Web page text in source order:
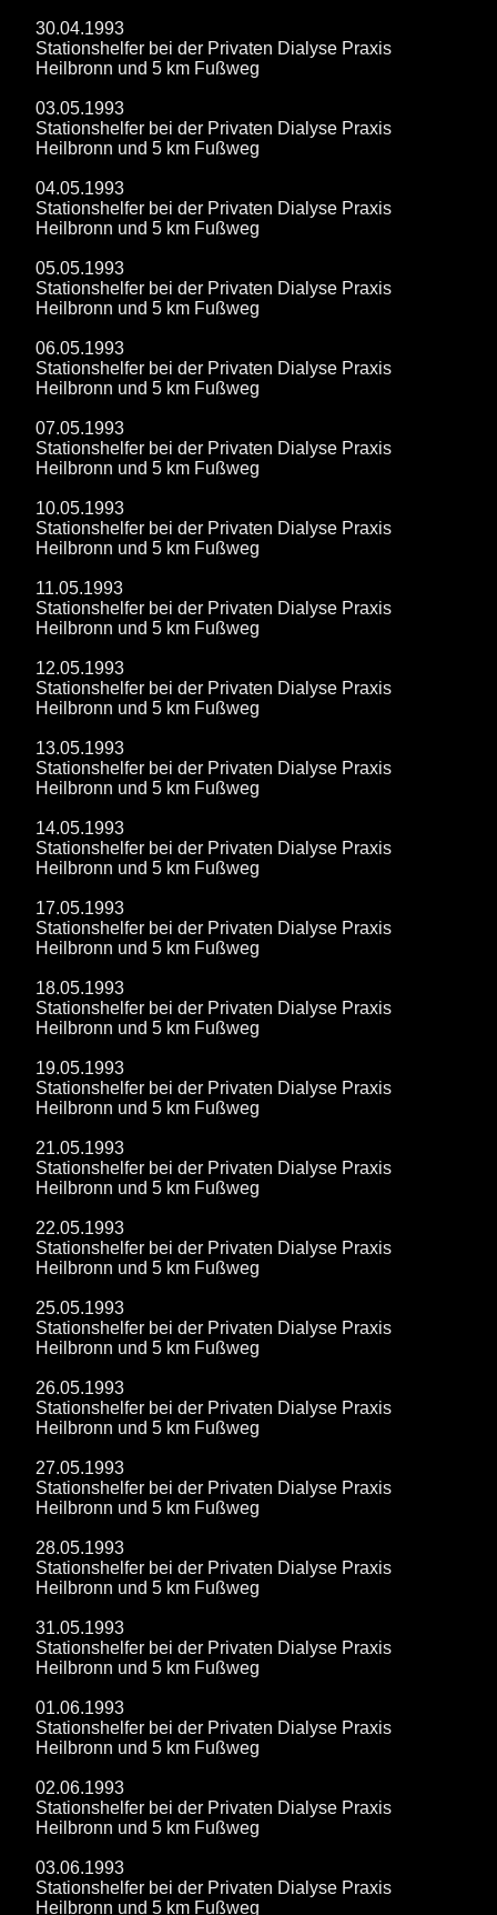
30.04.1993
Stationshelfer bei der Privaten Dialyse Praxis
Heilbronn und 5 km Fußweg
03.05.1993
Stationshelfer bei der Privaten Dialyse Praxis
Heilbronn und 5 km Fußweg
04.05.1993
Stationshelfer bei der Privaten Dialyse Praxis
Heilbronn und 5 km Fußweg
05.05.1993
Stationshelfer bei der Privaten Dialyse Praxis
Heilbronn und 5 km Fußweg
06.05.1993
Stationshelfer bei der Privaten Dialyse Praxis
Heilbronn und 5 km Fußweg
07.05.1993
Stationshelfer bei der Privaten Dialyse Praxis
Heilbronn und 5 km Fußweg
10.05.1993
Stationshelfer bei der Privaten Dialyse Praxis
Heilbronn und 5 km Fußweg
11.05.1993
Stationshelfer bei der Privaten Dialyse Praxis
Heilbronn und 5 km Fußweg
12.05.1993
Stationshelfer bei der Privaten Dialyse Praxis
Heilbronn und 5 km Fußweg
13.05.1993
Stationshelfer bei der Privaten Dialyse Praxis
Heilbronn und 5 km Fußweg
14.05.1993
Stationshelfer bei der Privaten Dialyse Praxis
Heilbronn und 5 km Fußweg
17.05.1993
Stationshelfer bei der Privaten Dialyse Praxis
Heilbronn und 5 km Fußweg
18.05.1993
Stationshelfer bei der Privaten Dialyse Praxis
Heilbronn und 5 km Fußweg
19.05.1993
Stationshelfer bei der Privaten Dialyse Praxis
Heilbronn und 5 km Fußweg
21.05.1993
Stationshelfer bei der Privaten Dialyse Praxis
Heilbronn und 5 km Fußweg
22.05.1993
Stationshelfer bei der Privaten Dialyse Praxis
Heilbronn und 5 km Fußweg
25.05.1993
Stationshelfer bei der Privaten Dialyse Praxis
Heilbronn und 5 km Fußweg
26.05.1993
Stationshelfer bei der Privaten Dialyse Praxis
Heilbronn und 5 km Fußweg
27.05.1993
Stationshelfer bei der Privaten Dialyse Praxis
Heilbronn und 5 km Fußweg
28.05.1993
Stationshelfer bei der Privaten Dialyse Praxis
Heilbronn und 5 km Fußweg
31.05.1993
Stationshelfer bei der Privaten Dialyse Praxis
Heilbronn und 5 km Fußweg
01.06.1993
Stationshelfer bei der Privaten Dialyse Praxis
Heilbronn und 5 km Fußweg
02.06.1993
Stationshelfer bei der Privaten Dialyse Praxis
Heilbronn und 5 km Fußweg
03.06.1993
Stationshelfer bei der Privaten Dialyse Praxis
Heilbronn und 5 km Fußweg